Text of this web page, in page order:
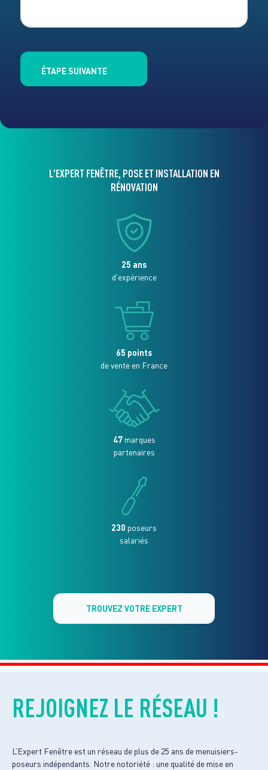
ÉTAPE SUIVANTE
L'EXPERT FENÊTRE, POSE ET INSTALLATION EN
RÉNOVATION
25 ans
d’expérience
65 points
de vente en France
47marques
partenaires
230 poseurs
salariés
TROUVEZ VOTRE EXPERT
REJOIGNEZ LE RÉSEAU !
L’Expert Fenêtre est un réseau de plus de 25 ans de menuisiers-
poseurs indépendants. Notre notoriété : une qualité de mise en